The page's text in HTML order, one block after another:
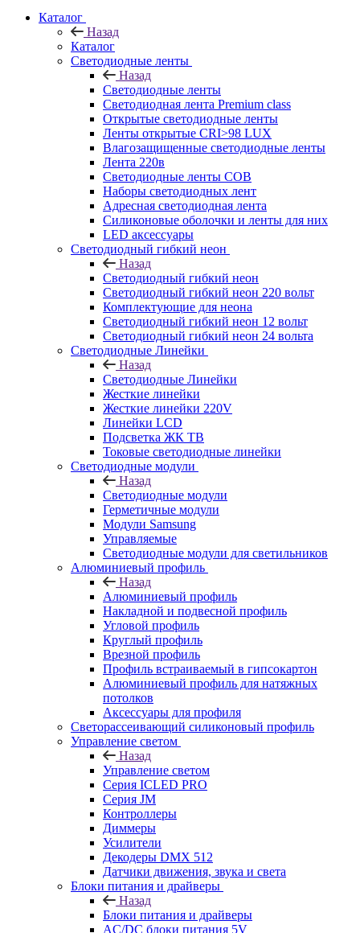
Каталог
Назад
Каталог
Светодиодные ленты
Назад
Светодиодные ленты
Светодиодная лента Premium class
Открытые светодиодные ленты
Ленты открытые CRI>98 LUX
Влагозащищенные светодиодные ленты
Лента 220в
Светодиодные ленты COB
Наборы светодиодных лент
Адресная светодиодная лента
Силиконовые оболочки и ленты для них
LED аксессуары
Светодиодный гибкий неон
Назад
Светодиодный гибкий неон
Светодиодный гибкий неон 220 вольт
Комплектующие для неона
Светодиодный гибкий неон 12 вольт
Светодиодный гибкий неон 24 вольта
Светодиодные Линейки
Назад
Светодиодные Линейки
Жесткие линейки
Жесткие линейки 220V
Линейки LCD
Подсветка ЖК ТВ
Токовые светодиодные линейки
Светодиодные модули
Назад
Светодиодные модули
Герметичные модули
Модули Samsung
Управляемые
Светодиодные модули для светильников
Алюминиевый профиль
Назад
Алюминиевый профиль
Накладной и подвесной профиль
Угловой профиль
Круглый профиль
Врезной профиль
Профиль встраиваемый в гипсокартон
Алюминиевый профиль для натяжных
потолков
Аксессуары для профиля
Светорассеивающий силиконовый профиль
Управление светом
Назад
Управление светом
Серия ICLED PRO
Серия JM
Контроллеры
Диммеры
Усилители
Декодеры DMX 512
Датчики движения, звука и света
Блоки питания и драйверы
Назад
Блоки питания и драйверы
AC/DC блоки питания 5V